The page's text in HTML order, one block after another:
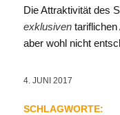
Die Attraktivität des
exklusiven tariflichen
aber wohl nicht
4. JUNI 2017
SCHLAGWORTE: